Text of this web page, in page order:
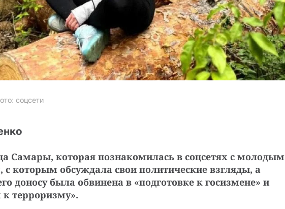
соцсети
Самары, которая познакомилась в соцсетях с молодым
с которым обсуждала свои политические взгляды, а
доносу была обвинена в «подготовке к госизмене» и
терроризму».